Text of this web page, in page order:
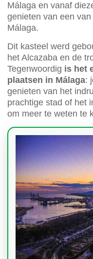
Málaga en vanaf
genieten van een
Málaga.
Dit kasteel werd
het Alcazaba en de
Tegenwoordig is het
plaatsen in Málaga:
genieten van het
prachtige stad of het
om meer te weten te